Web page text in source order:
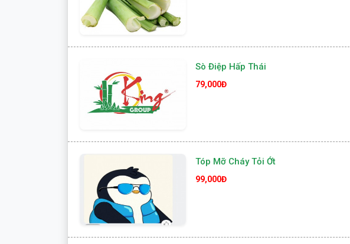
Sò Điệp Hấp Thái
79,000Đ
Tóp Mỡ Cháy Tỏi Ớt
99,000Đ